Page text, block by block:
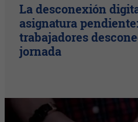
La desconexión
asignatura
trabajadores
jornada